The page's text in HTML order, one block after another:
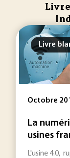
Livre
Octobre
La
usines
L'usine 4.0,